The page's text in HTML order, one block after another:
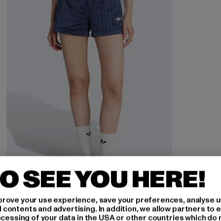
ADIDAS
Pin-Stripe Satin
SEE YOU HERE!
your use experience, save your preferences, analyse
and advertising. In addition, we allow partners to
of your data in the USA or other countries which do